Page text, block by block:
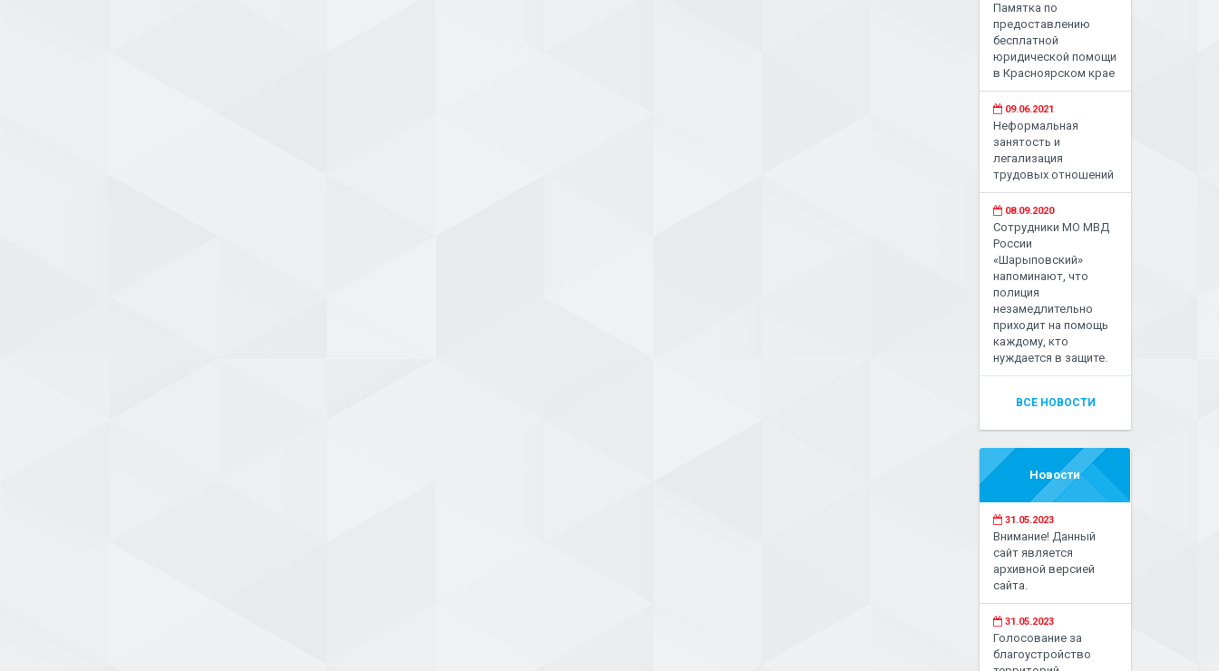
Памятка по
предоставлению
бесплатной
юридической помощи
в Красноярском крае
09.06.2021
Неформальная
занятость и
легализация
трудовых отношений
08.09.2020
Сотрудники МО МВД
России
«Шарыповский»
напоминают, что
полиция
незамедлительно
приходит на помощь
каждому, кто
нуждается в защите.
ВСЕ НОВОСТИ
Новости
31.05.2023
Внимание! Данный
сайт является
архивной версией
сайта.
31.05.2023
Голосование за
благоустройство